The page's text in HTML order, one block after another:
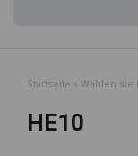
Startseite » Wählen sie
HE10